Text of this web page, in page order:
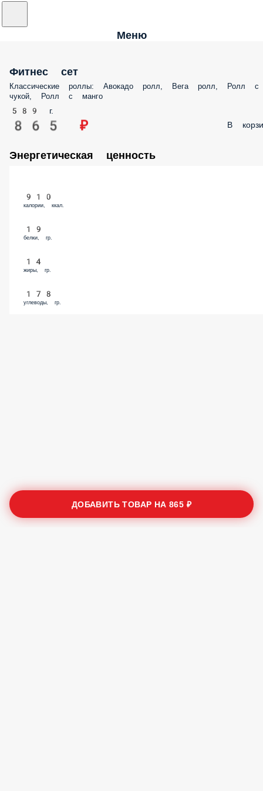
Меню
Фитнес сет
Классические роллы: Авокадо ролл, Вега ролл, Ролл с
чукой, Ролл с манго
589 г.
865 ₽ В
Энергетическая ценность
910
калории, ккал.
19
белки, гр.
14
жиры, гр.
178
углеводы, гр.
ДОБАВИТЬ ТОВАР НА865 ₽